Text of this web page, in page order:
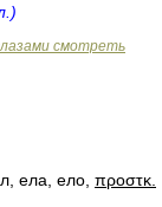
смотреть
ела, ело, προστκ.